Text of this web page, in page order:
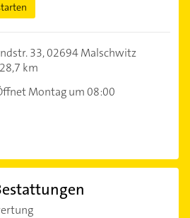
33,02694 Malschwitz
28,7 km
Montag um 08:00